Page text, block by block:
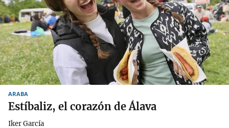
ARABA
Estíbaliz, el corazón de Álava
Iker García